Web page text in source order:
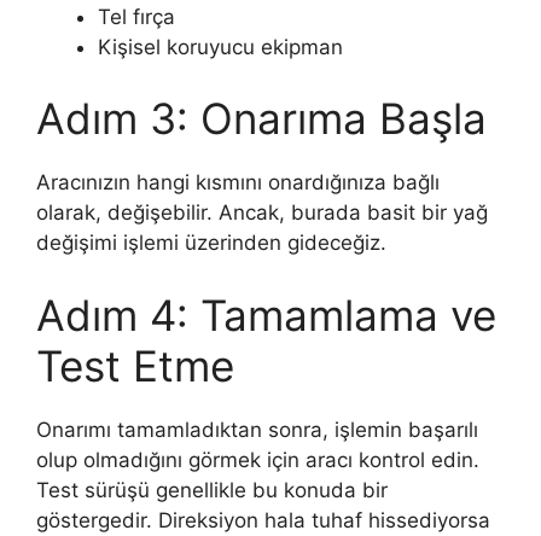
Tel fırça
Kişisel koruyucu ekipman
Adım 3: Onarıma Başla
Aracınızın hangi kısmını onardığınıza bağlı
olarak, değişebilir. Ancak, burada basit bir yağ
değişimi işlemi üzerinden gideceğiz.
Adım 4: Tamamlama ve
Test Etme
Onarımı tamamladıktan sonra, işlemin başarılı
olup olmadığını görmek için aracı kontrol edin.
Test sürüşü genellikle bu konuda bir
göstergedir. Direksiyon hala tuhaf hissediyorsa